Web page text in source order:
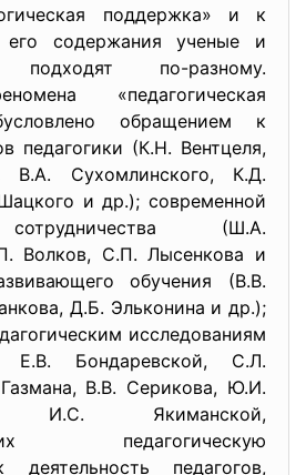
поддержка» и к
его содержания ученые и
подходят по-разному.
«педагогическая
обращением к
педагогики (К.Н. Вентцеля,
В.А. Сухомлинского, К.Д.
и др.); современной
(Ш.А.
Волков, С.П. Лысенкова и
обучения (В.В.
Д.Б. Эльконина и др.);
исследованиям
Е.В. Бондаревской, С.Л.
В.В. Серикова, Ю.И.
И.С. Якиманской,
педагогическую
деятельность педагогов,